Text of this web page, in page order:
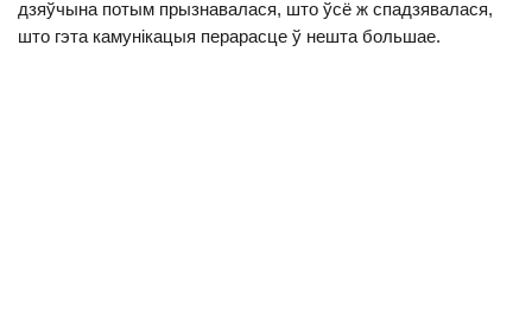
дзяўчына потым прызнавалася, што ўсё ж спадзявалася,
што гэта камунікацыя перарасце ў нешта большае.